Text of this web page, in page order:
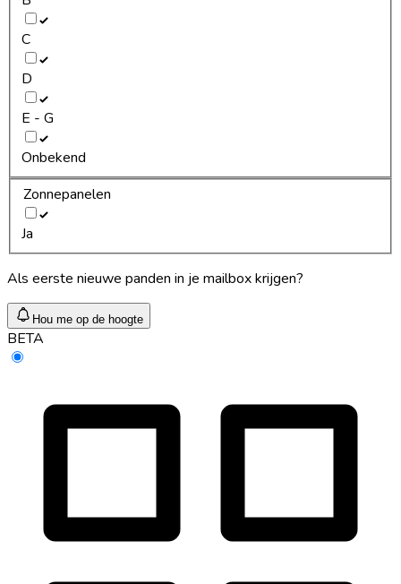
C
D
E - G
Onbekend
Zonnepanelen
Ja
Als eerste nieuwe panden in je mailbox krijgen?
Hou me op de hoogte
BETA